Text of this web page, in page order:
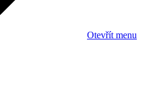
Otevřít menu